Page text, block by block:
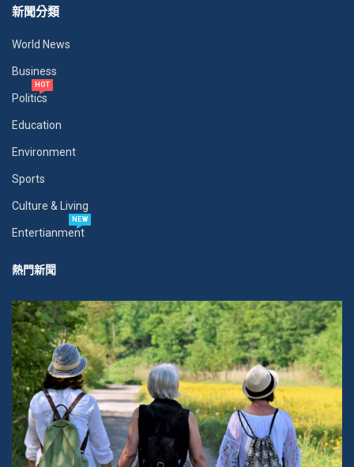
新聞分類
World News
Business
Politics
HOT
Education
Environment
Sports
Culture & Living
Entertianment
NEW
熱門新聞